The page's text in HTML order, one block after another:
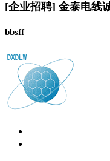
[企业招聘] 金泰电线
bbsff